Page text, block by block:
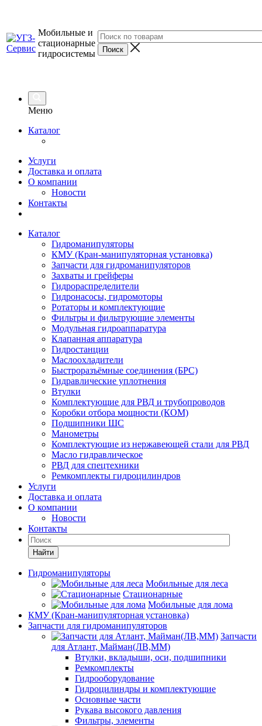
Мобильные и
стационарные
гидросистемы
Меню
Каталог
Услуги
Доставка и оплата
О компании
Новости
Контакты
Каталог
Гидроманипуляторы
КМУ (Кран-манипуляторная установка)
Запчасти для гидроманипуляторов
Захваты и грейферы
Гидрораспределители
Гидронасосы, гидромоторы
Ротаторы и комплектующие
Фильтры и фильтрующие элементы
Модульная гидроаппаратура
Клапанная аппаратура
Гидростанции
Маслоохладители
Быстроразъёмные соединения (БРС)
Гидравлические уплотнения
Втулки
Комплектующие для РВД и трубопроводов
Коробки отбора мощности (КОМ)
Подшипники ШС
Манометры
Комплектующие из нержавеющей стали для РВД
Масло гидравлическое
РВД для спецтехники
Ремкомплекты гидроцилиндров
Услуги
Доставка и оплата
О компании
Новости
Контакты
Найти
Гидроманипуляторы
Мобильные для леса
Стационарные
Мобильные для лома
КМУ (Кран-манипуляторная установка)
Запчасти для гидроманипуляторов
Запчасти
для Атлант, Майман(ЛВ,ММ)
Втулки, вкладыши, оси, подшипники
Ремкомплекты
Гидрооборудование
Гидроцилиндры и комплектующие
Основные части
Рукава высокого давления
Фильтры, элементы